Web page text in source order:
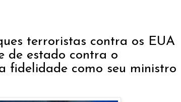
terroristas contra os EUA
de estado contra o
fidelidade como seu ministro